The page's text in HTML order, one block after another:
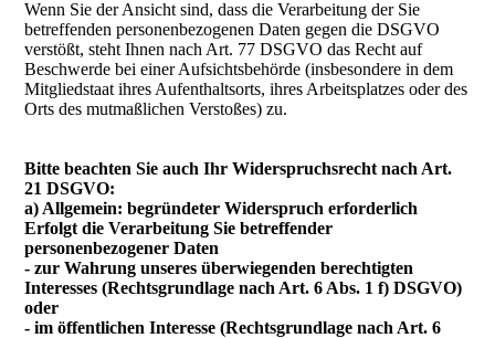
Wenn Sie der Ansicht sind, dass die Verarbeitung der Sie
betreffenden personenbezogenen Daten gegen die DSGVO
verstößt, steht Ihnen nach Art. 77 DSGVO das Recht auf
Beschwerde bei einer Aufsichtsbehörde (insbesondere in dem
Mitgliedstaat ihres Aufenthaltsorts, ihres Arbeitsplatzes oder des
Orts des mutmaßlichen Verstoßes) zu.
Bitte beachten Sie auch Ihr Widerspruchsrecht nach Art.
21 DSGVO:
a) Allgemein: begründeter Widerspruch erforderlich
Erfolgt die Verarbeitung Sie betreffender
personenbezogener Daten
- zur Wahrung unseres überwiegenden berechtigten
Interesses (Rechtsgrundlage nach Art. 6 Abs. 1 f) DSGVO)
oder
- im öffentlichen Interesse (Rechtsgrundlage nach Art. 6